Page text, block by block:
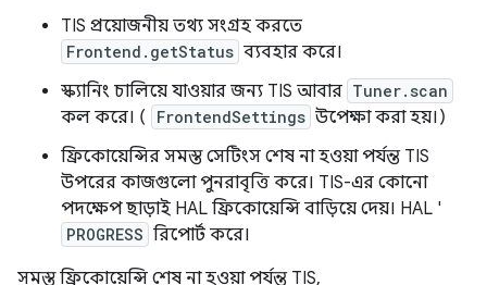
TIS প্রয়োজনীয় তথ্য সংগ্রহ করতে
Frontend.getStatus ব্যবহার করে।
স্ক্যানিং চালিয়ে যাওয়ার জন্য TIS আবার Tuner.scan
কল করে। ( FrontendSettings উপেক্ষা করা হয়।)
ফ্রিকোয়েন্সির সমস্ত সেটিংস শেষ না হওয়া পর্যন্ত TIS
উপরের কাজগুলো পুনরাবৃত্তি করে। TIS-এর কোনো
পদক্ষেপ ছাড়াই HAL ফ্রিকোয়েন্সি বাড়িয়ে দেয়। HAL '
PROGRESS রিপোর্ট করে।
সমস্ত ফ্রিকোয়েন্সি শেষ না হওয়া পর্যন্ত TIS,